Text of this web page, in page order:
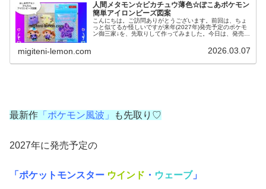
人間メタモン☆ピカチュウ薄色☆ぽこあポケモン
簡単アイロンビーズ図案
こんにちは。ご訪問ありがとうございます。前回は、ちょ
っと似てるか怪しいですが来年(2027年)発売予定のポケモ
ン御三家↓を、先取りして作ってみました。今日は、発売す
migiteni-lemon.com 2026.03.07
最新作 「ポケモン風波」 も先取り♡
2027年に発売予定の
「ポケットモンスター ウインド ・ ウェーブ」